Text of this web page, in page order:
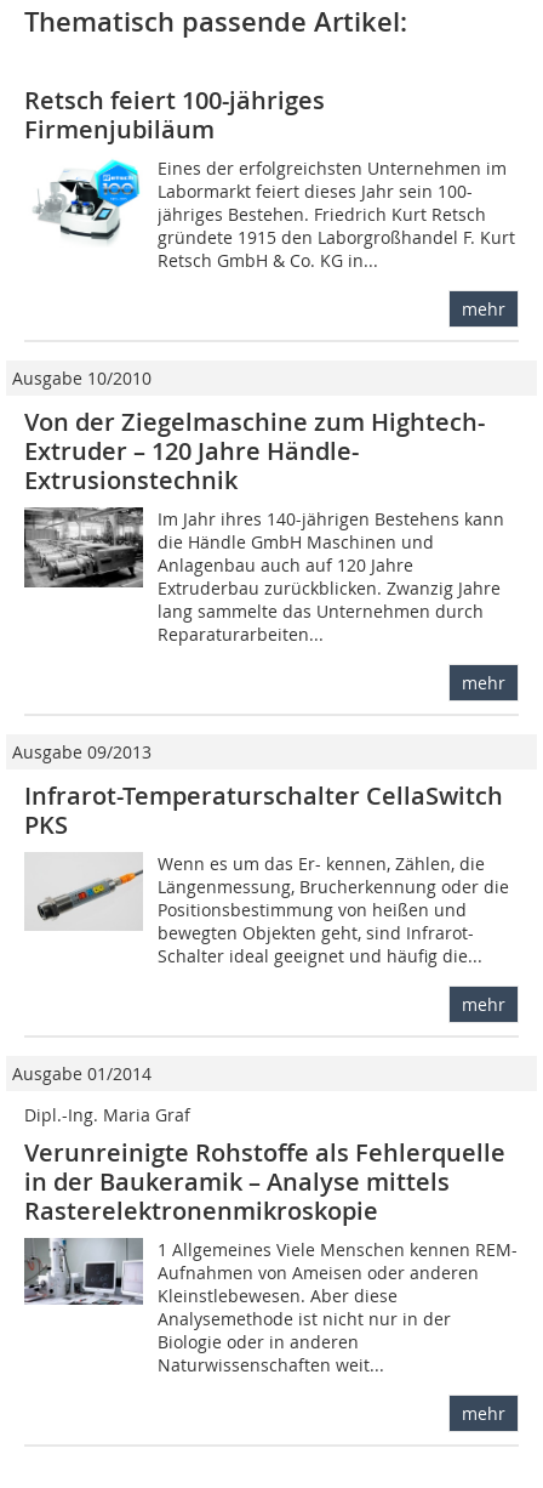
Thematisch passende Artikel:
Retsch feiert 100-jähriges
Firmenjubiläum
Eines der erfolgreichsten Unternehmen im
Labormarkt feiert dieses Jahr sein 100-
jähriges Bestehen. Friedrich Kurt Retsch
gründete 1915 den Laborgroßhandel F. Kurt
Retsch GmbH & Co. KG in...
mehr
Ausgabe 10/2010
Von der Ziegelmaschine zum Hightech-
Extruder – 120 Jahre Händle-
Extrusionstechnik
Im Jahr ihres 140-jährigen Bestehens kann
die Händle GmbH Maschinen und
Anlagenbau auch auf 120 Jahre
Extruderbau zurückblicken. Zwanzig Jahre
lang sammelte das Unternehmen durch
Reparaturarbeiten...
mehr
Ausgabe 09/2013
Infrarot-Temperaturschalter CellaSwitch
PKS
Wenn es um das Er- kennen, Zählen, die
Längenmessung, Brucherkennung oder die
Positionsbestimmung von heißen und
bewegten Objekten geht, sind Infrarot-
Schalter ideal geeignet und häufig die...
mehr
Ausgabe 01/2014
Dipl.-Ing. Maria Graf
Verunreinigte Rohstoffe als Fehlerquelle
in der Baukeramik – Analyse mittels
Rasterelektronenmikroskopie
1 Allgemeines Viele Menschen kennen REM-
Aufnahmen von Ameisen oder anderen
Kleinstlebewesen. Aber diese
Analysemethode ist nicht nur in der
Biologie oder in anderen
Naturwissenschaften weit...
mehr